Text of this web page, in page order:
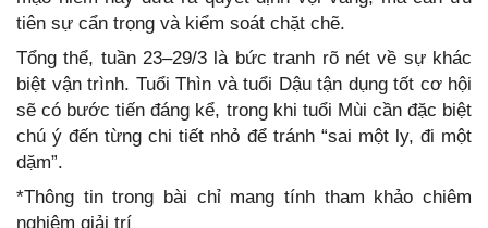
tiên sự cẩn trọng và kiểm soát chặt chẽ.
Tổng thể, tuần 23–29/3 là bức tranh rõ nét về sự khác
biệt vận trình. Tuổi Thìn và tuổi Dậu tận dụng tốt cơ hội
sẽ có bước tiến đáng kể, trong khi tuổi Mùi cần đặc biệt
chú ý đến từng chi tiết nhỏ để tránh “sai một ly, đi một
dặm”.
*Thông tin trong bài chỉ mang tính tham khảo chiêm
nghiệm giải trí